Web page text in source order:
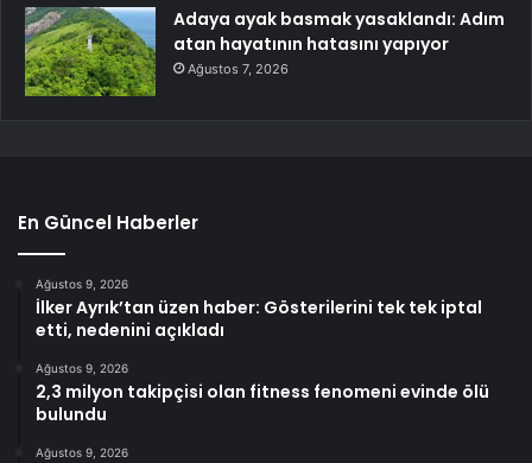
Adaya ayak basmak yasaklandı: Adım
atan hayatının hatasını yapıyor
Ağustos 7, 2026
En Güncel Haberler
Ağustos 9, 2026
İlker Ayrık’tan üzen haber: Gösterilerini tek tek iptal
etti, nedenini açıkladı
Ağustos 9, 2026
2,3 milyon takipçisi olan fitness fenomeni evinde ölü
bulundu
Ağustos 9, 2026